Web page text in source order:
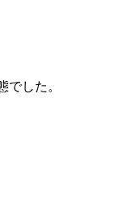
した。